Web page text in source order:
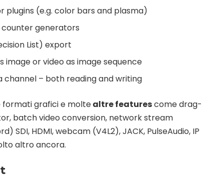
plugins (e.g. color bars and plasma)
counter generators
List) export
image or video as image sequence
channel – both reading and writing
formati grafici e moltealtre featurescome drag-
batch video conversion, network stream
SDI, HDMI, webcam (V4L2), JACK, PulseAudio, IP
altro ancora.